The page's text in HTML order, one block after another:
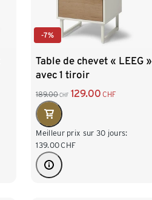
-7%
Table de chevet « LEEG »
avec 1 tiroir
189.00 CHF 129.00 CHF
Meilleur prix sur 30 jours:
139.00CHF